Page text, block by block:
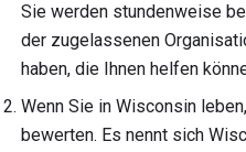
Sie werden stundenweise
der zugelassenen
haben, die Ihnen helfen
Wenn Sie in Wisconsin
bewerten. Es nennt sich